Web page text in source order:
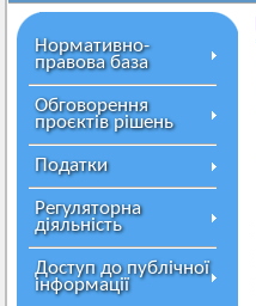
Нормативно-
правова база
Обговорення
проєктів рішень
Податки
Регуляторна
діяльність
Доступ до публічної
інформації